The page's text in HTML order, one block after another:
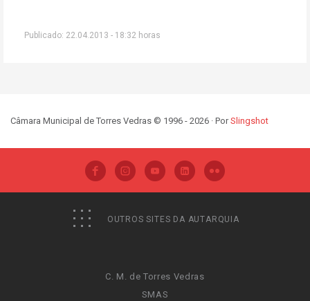
Publicado: 22.04.2013 - 18:32 horas
Câmara Municipal de Torres Vedras © 1996 - 2026 · PorSlingshot
OUTROS SITES DA AUTARQUIA
C. M. de Torres Vedras
SMAS